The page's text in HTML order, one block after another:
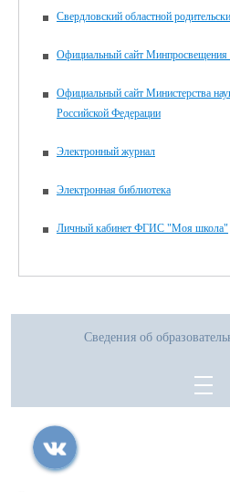
Свердловский областной
Официальный сайт Минпросвещения
Официальный сайт Министерства
Российской Федерации
Электронный журнал
Электронная библиотека
Личный кабинет ФГИС "Моя школа"
Сведения об